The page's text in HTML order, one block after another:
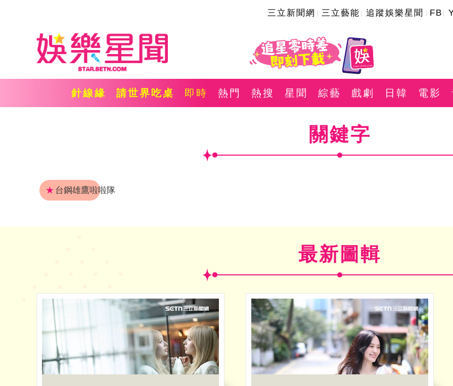
三立新聞網 三立藝能 追蹤娛樂星聞 FB
針線緣 請世界吃桌 即時 熱門 熱搜 星聞 綜藝 戲劇 日韓 電影
關鍵字
★ 台鋼雄鷹啦啦隊
最新圖輯